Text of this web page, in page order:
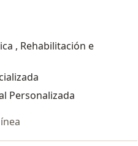
, Rehabilitación e
Personalizada